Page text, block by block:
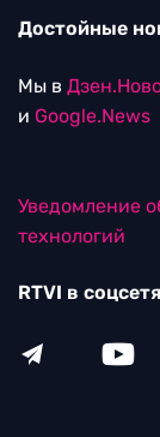
Достойные
Мы в
и Google.News
Уведомление
технологий
RTVI в